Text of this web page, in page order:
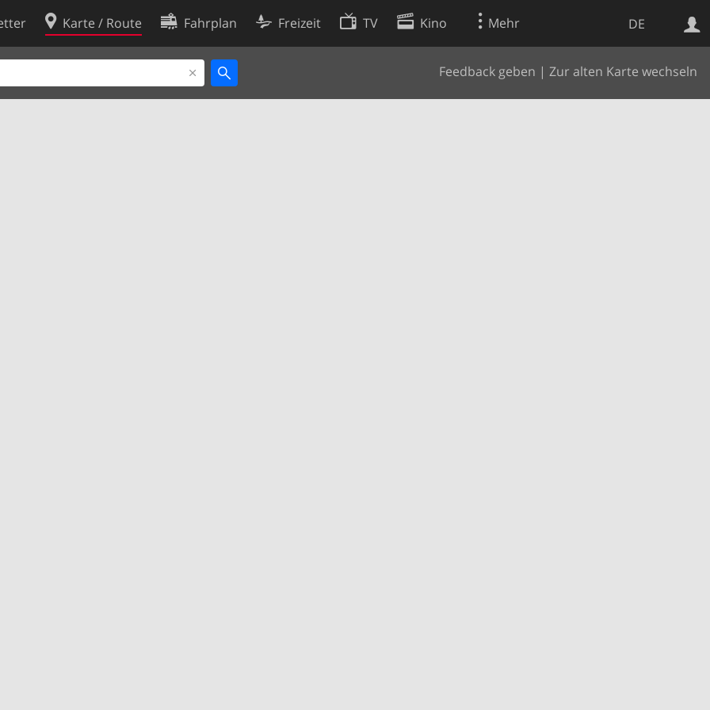
DE
Karte / Route Fahrplan Freizeit TV Kino Mehr
Feedback geben | Zur alten Karte wechseln
Websuche
Cookie-Richtlinie
Cookie-Einstellungen